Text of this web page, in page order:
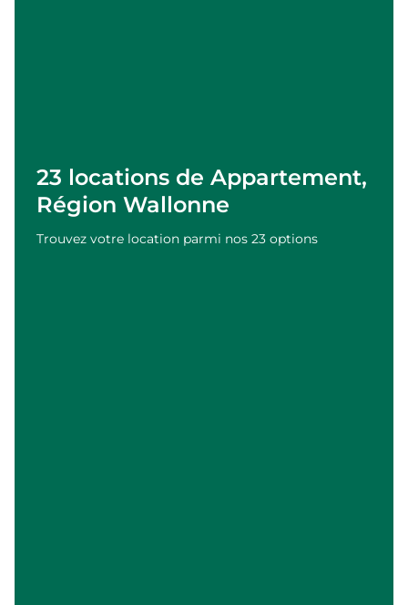
23 locations de Appartement,
Région Wallonne
Trouvez votre location parmi nos 23 options